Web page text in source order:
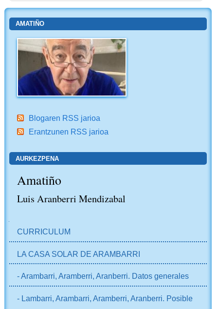
AMATIÑO
Blogaren RSS jarioa
Erantzunen RSS jarioa
AURKEZPENA
Amatiño
Luis Aranberri Mendizabal
CURRICULUM
LA CASA SOLAR DE ARAMBARRI
- Arambarri, Aramberri, Aranberri. Datos generales
- Lambarri, Arambarri, Aramberri, Aranberri. Posible